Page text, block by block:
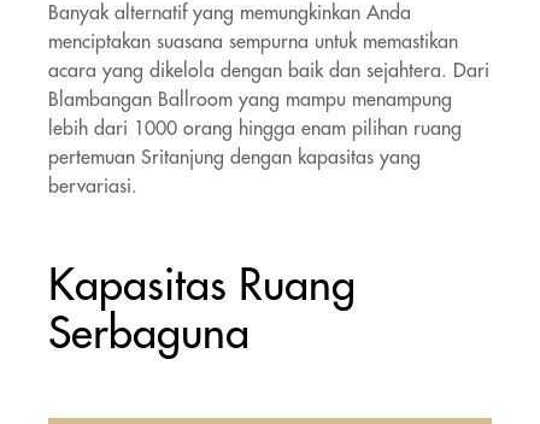
Banyak alternatif yang memungkinkan Anda
menciptakan suasana sempurna untuk memastikan
acara yang dikelola dengan baik dan sejahtera. Dari
Blambangan Ballroom yang mampu menampung
lebih dari 1000 orang hingga enam pilihan ruang
pertemuan Sritanjung dengan kapasitas yang
bervariasi.
Kapasitas Ruang
Serbaguna